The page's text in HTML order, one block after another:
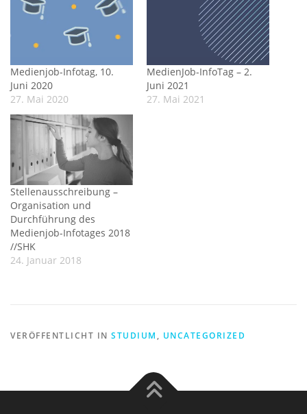
Medienjob-Infotag, 10.
Juni 2020
27. Mai 2020
MedienJob-InfoTag – 2.
Juni 2021
27. Mai 2021
Stellenausschreibung –
Organisation und
Durchführung des
Medienjob-Infotages 2018
//SHK
24. Januar 2018
VERÖFFENTLICHT IN STUDIUM , UNCATEGORIZED